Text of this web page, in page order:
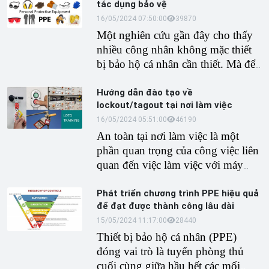
khóa có chìa khác nhau
khóa có chìa giống hệt nhau
viết này sẽ giải thích chính xác ý
nghĩa của mã hóa duy nhất và mã
hóa bằng nhau cũng như chúng
tác dụng bảo vệ
16/05/2024 07:50:00 39870
Một nghiên cứu gần đây cho thấy
nhiều công nhân không mặc thiết
bị bảo hộ cá nhân cần thiết. Mà để
Hướng dẫn đào tạo về
lockout/tagout tại nơi làm việc
16/05/2024 05:51:00 46190
An toàn tại nơi làm việc là một
phần quan trọng của công việc liên
quan đến việc làm việc với máy
tạo khóa/gắn thẻ cách ly là yêu cầu
về an toàn tại nơi làm việc đối với
các công việc liên quan đến máy
móc hoặc thiết bị có thể khiến các
thành viên trong nhóm tiếp xúc với
năng lượng có hại. Nếu bạn là
Phát triển chương trình PPE hiệu quả
để đạt được thành công lâu dài
15/05/2024 11:17:00 28440
Thiết bị bảo hộ cá nhân (PPE)
đóng vai trò là tuyến phòng thủ
cuối cùng giữa hầu hết các mối